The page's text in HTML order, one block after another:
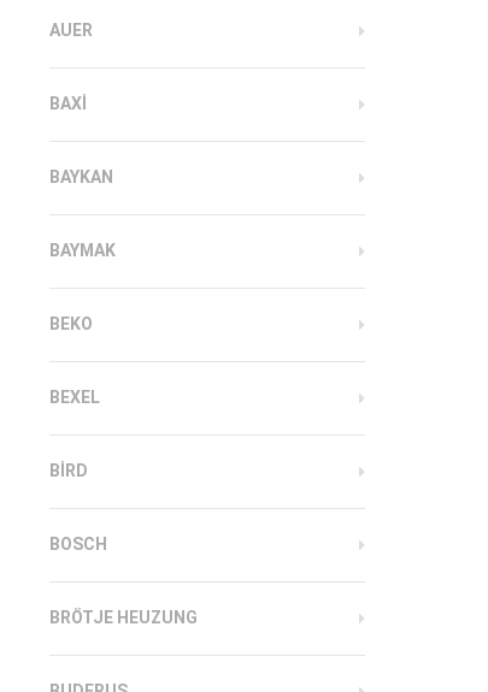
AUER
BAXI
BAYKAN
BAYMAK
BEKO
BEXEL
BIRD
BOSCH
BRÖTJE HEUZUNG